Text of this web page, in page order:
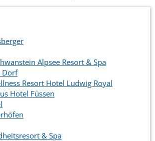
Alpsee Resort & Spa
Dorf
Resort Hotel Ludwig Royal
Hotel Füssen
& Spa